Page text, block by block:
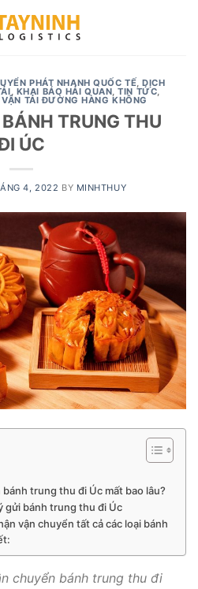
PHÁT NHANH QUỐC TẾ,DỊCH
, KHAI BÁO HẢI QUAN,TIN TỨC,
VẬN TẢI ĐƯỜNG HÀNG KHÔNG
TRUNG THU
ÚC
4, 2022 BY MINHTHUY
trung thu đi Úc mất bao lâu?
gửi bánh trung thu đi Úc
vận chuyển tất cả các loại bánh
chuyển bánh trung thu đi